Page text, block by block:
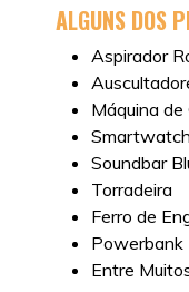
ALGUNS DOS
Aspirador
Máquina de
Soundbar
Torradeira
Ferro de
Powerbank
Entre